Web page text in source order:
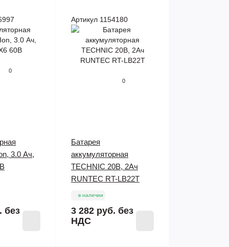
0
3.0 Ач,
без
Артикул 1154180
0
Батарея
аккумуляторная
TECHNIC 20В, 2Ач
RUNTEC RT-LB22T
в наличии
3 282 руб. без
НДС